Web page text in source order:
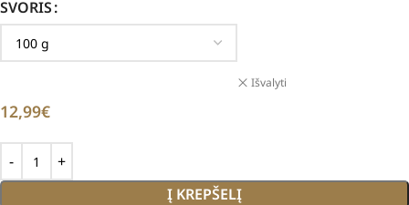
SVORIS
Išvalyti
12,99€
Į KREPŠELĮ